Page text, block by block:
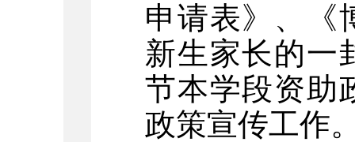
申请表》、《
新生家长的一
节本学段资助
政策宣传工作